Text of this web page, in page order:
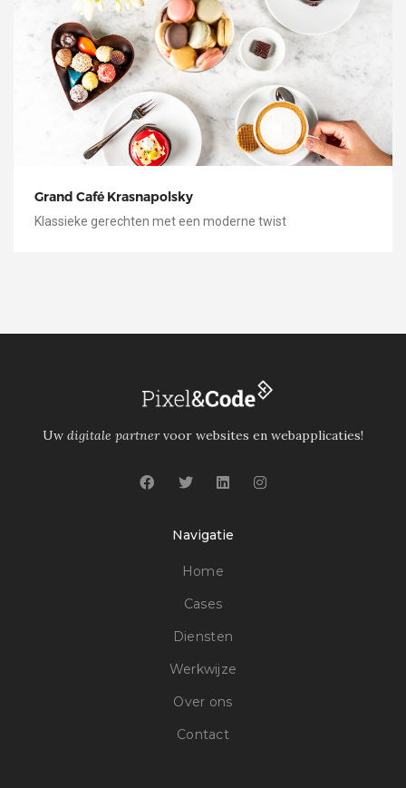
Grand Café Krasnapolsky
Klassieke gerechten met een moderne twist
Uw digitale partnervoor websites en webapplicaties!
Navigatie
Home
Cases
Diensten
Werkwijze
Over ons
Contact